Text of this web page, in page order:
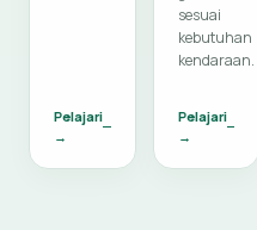
Pelajari
→
sesuai
kebutuhan
kendaraan.
Pelajari
→